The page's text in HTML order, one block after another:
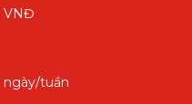
VNĐ
ngày/tuần